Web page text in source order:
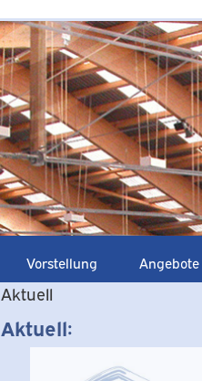
Vorstellung Angebote
Aktuell
Aktuell: